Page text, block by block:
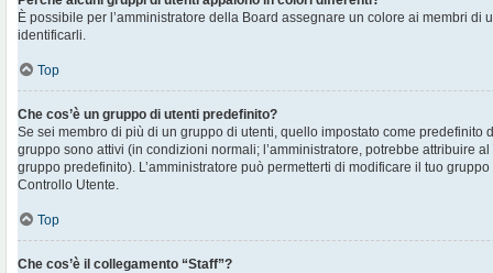
È possibile per l’amministratore della Board assegnare un colore ai membri di
identificarli.
Top
Che cos’è un gruppo di utenti predefinito?
Se sei membro di più di un gruppo di utenti, quello impostato come predefinito
gruppo sono attivi (in condizioni normali; l’amministratore, potrebbe attribuire
gruppo predefinito). L’amministratore può permetterti di modificare il tuo
Controllo Utente.
Top
Che cos’è il collegamento “Staff”?